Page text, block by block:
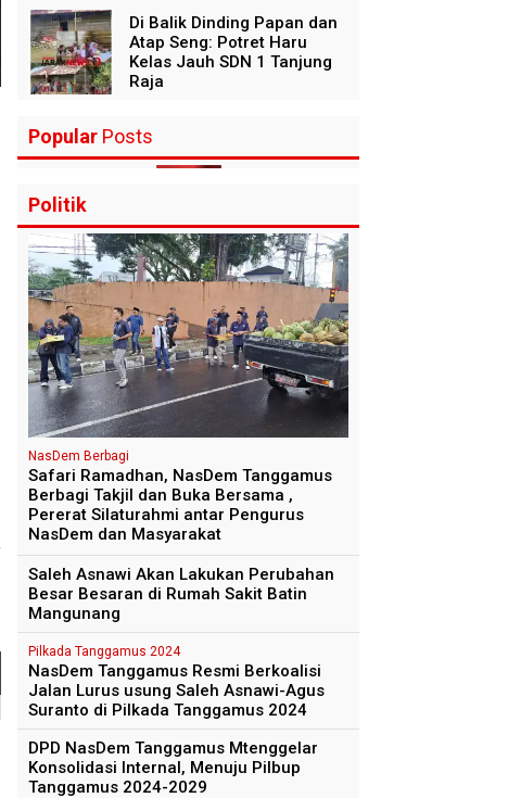
Di Balik Dinding Papan dan
Atap Seng: Potret Haru
Kelas Jauh SDN 1 Tanjung
Raja
Popular Posts
Politik
NasDem Berbagi
Safari Ramadhan, NasDem Tanggamus
Berbagi Takjil dan Buka Bersama ,
Pererat Silaturahmi antar Pengurus
NasDem dan Masyarakat
Saleh Asnawi Akan Lakukan Perubahan
Besar Besaran di Rumah Sakit Batin
Mangunang
Pilkada Tanggamus 2024
NasDem Tanggamus Resmi Berkoalisi
Jalan Lurus usung Saleh Asnawi-Agus
Suranto di Pilkada Tanggamus 2024
DPD NasDem Tanggamus Mtenggelar
Konsolidasi Internal, Menuju Pilbup
Tanggamus 2024-2029